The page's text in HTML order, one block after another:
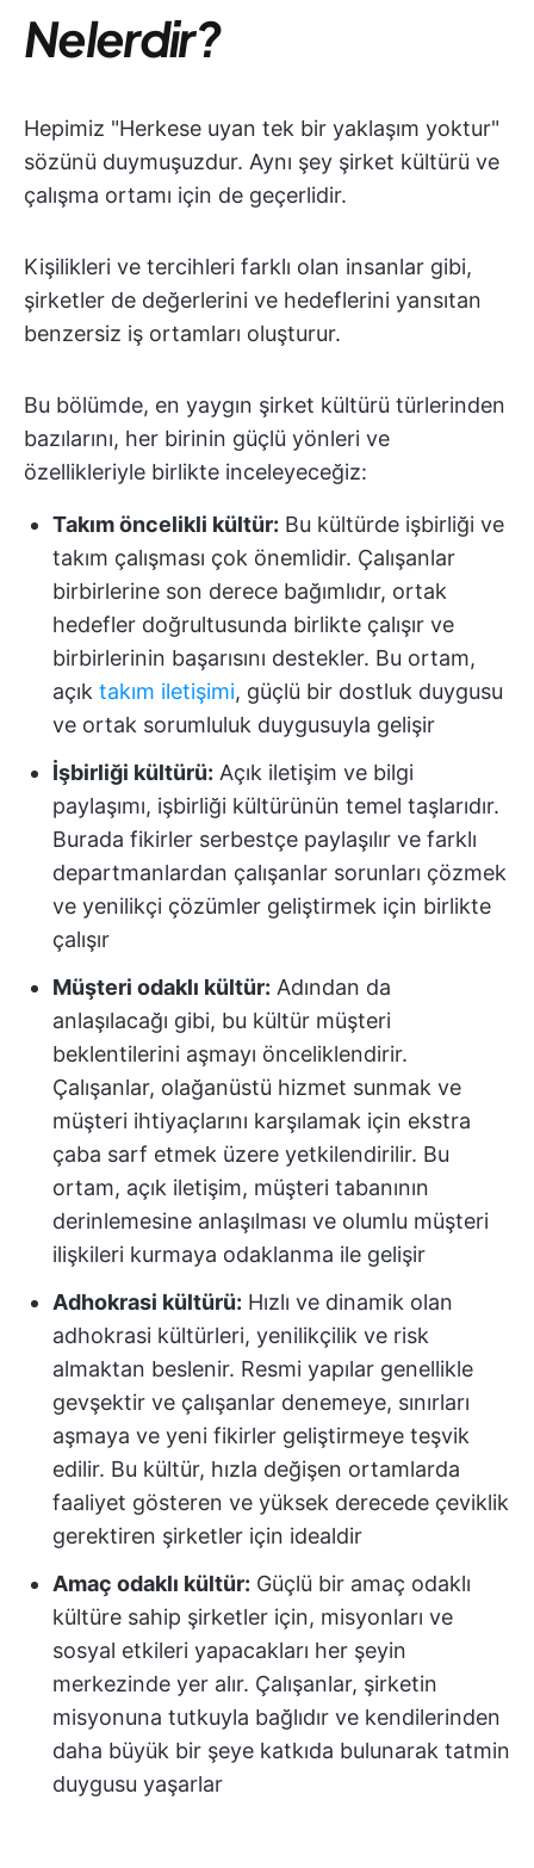
Nelerdir?
Hepimiz "Herkese uyan tek bir yaklaşım yoktur"
sözünü duymuşuzdur. Aynı şey şirket kültürü ve
çalışma ortamı için de geçerlidir.
Kişilikleri ve tercihleri farklı olan insanlar gibi,
şirketler de değerlerini ve hedeflerini yansıtan
benzersiz iş ortamları oluşturur.
Bu bölümde, en yaygın şirket kültürü türlerinden
bazılarını, her birinin güçlü yönleri ve
özellikleriyle birlikte inceleyeceğiz:
Takım öncelikli kültür: Bu kültürde işbirliği ve
takım çalışması çok önemlidir. Çalışanlar
birbirlerine son derece bağımlıdır, ortak
hedefler doğrultusunda birlikte çalışır ve
birbirlerinin başarısını destekler. Bu ortam,
açık takım iletişimi, güçlü bir dostluk duygusu
ve ortak sorumluluk duygusuyla gelişir
İşbirliği kültürü: Açık iletişim ve bilgi
paylaşımı, işbirliği kültürünün temel taşlarıdır.
Burada fikirler serbestçe paylaşılır ve farklı
departmanlardan çalışanlar sorunları çözmek
ve yenilikçi çözümler geliştirmek için birlikte
çalışır
Müşteri odaklı kültür: Adından da
anlaşılacağı gibi, bu kültür müşteri
beklentilerini aşmayı önceliklendirir.
Çalışanlar, olağanüstü hizmet sunmak ve
müşteri ihtiyaçlarını karşılamak için ekstra
çaba sarf etmek üzere yetkilendirilir. Bu
ortam, açık iletişim, müşteri tabanının
derinlemesine anlaşılması ve olumlu müşteri
ilişkileri kurmaya odaklanma ile gelişir
Adhokrasi kültürü: Hızlı ve dinamik olan
adhokrasi kültürleri, yenilikçilik ve risk
almaktan beslenir. Resmi yapılar genellikle
gevşektir ve çalışanlar denemeye, sınırları
aşmaya ve yeni fikirler geliştirmeye teşvik
edilir. Bu kültür, hızla değişen ortamlarda
faaliyet gösteren ve yüksek derecede çeviklik
gerektiren şirketler için idealdir
Amaç odaklı kültür: Güçlü bir amaç odaklı
kültüre sahip şirketler için, misyonları ve
sosyal etkileri yapacakları her şeyin
merkezinde yer alır. Çalışanlar, şirketin
misyonuna tutkuyla bağlıdır ve kendilerinden
daha büyük bir şeye katkıda bulunarak tatmin
duygusu yaşarlar